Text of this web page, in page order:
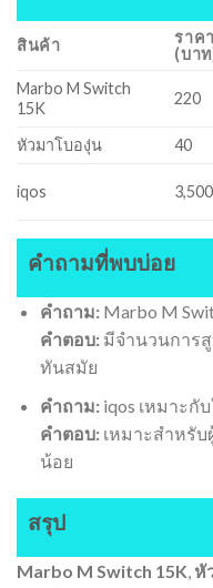
สินค้า
ราคา
(บา
Marbo M Switch
15K
220
หัวมาโบองุ่น
40
iqos 3,500
คำถามที่พบบ่อย
คำถาม:Marbo M
คำตอบ:มีจำนวนการสู
ทันสมัย
คำถาม:iqos เหมาะกับ
คำตอบ:เหมาะสำหรั
น้อย
สรุป
Marbo M Switch 15K, หั